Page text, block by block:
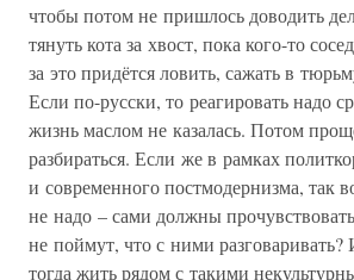
чтобы потом не пришлось доводить
тянуть кота за хвост, пока кого-то
за это придётся ловить, сажать в
Если по-русски, то реагировать надо
жизнь маслом не казалась. Потом
разбираться. Если же в рамках
и современного постмодернизма, так
не надо – сами должны
не поймут, что с ними
тогда жить рядом с такими